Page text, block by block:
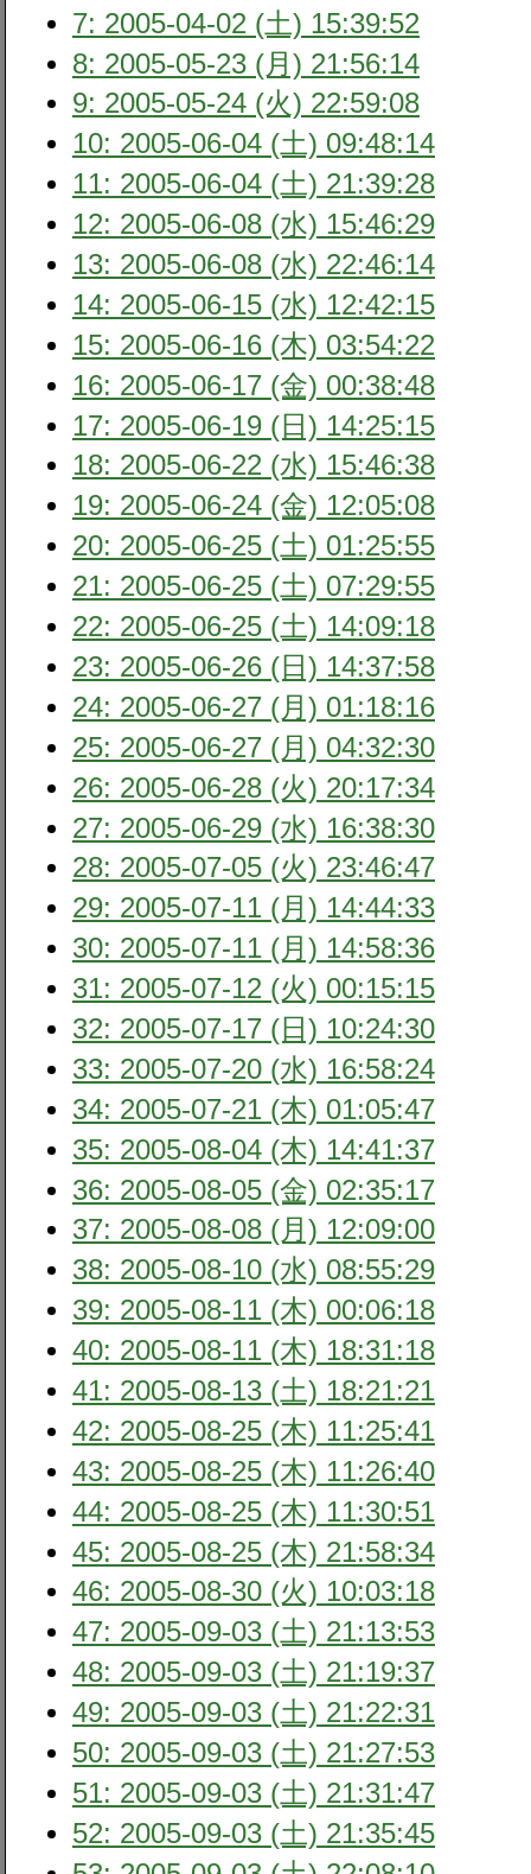
7: 2005-04-02 (土) 15:39:52
8: 2005-05-23 (月) 21:56:14
9: 2005-05-24 (火) 22:59:08
10: 2005-06-04 (土) 09:48:14
11: 2005-06-04 (土) 21:39:28
12: 2005-06-08 (水) 15:46:29
13: 2005-06-08 (水) 22:46:14
14: 2005-06-15 (水) 12:42:15
15: 2005-06-16 (木) 03:54:22
16: 2005-06-17 (金) 00:38:48
17: 2005-06-19 (日) 14:25:15
18: 2005-06-22 (水) 15:46:38
19: 2005-06-24 (金) 12:05:08
20: 2005-06-25 (土) 01:25:55
21: 2005-06-25 (土) 07:29:55
22: 2005-06-25 (土) 14:09:18
23: 2005-06-26 (日) 14:37:58
24: 2005-06-27 (月) 01:18:16
25: 2005-06-27 (月) 04:32:30
26: 2005-06-28 (火) 20:17:34
27: 2005-06-29 (水) 16:38:30
28: 2005-07-05 (火) 23:46:47
29: 2005-07-11 (月) 14:44:33
30: 2005-07-11 (月) 14:58:36
31: 2005-07-12 (火) 00:15:15
32: 2005-07-17 (日) 10:24:30
33: 2005-07-20 (水) 16:58:24
34: 2005-07-21 (木) 01:05:47
35: 2005-08-04 (木) 14:41:37
36: 2005-08-05 (金) 02:35:17
37: 2005-08-08 (月) 12:09:00
38: 2005-08-10 (水) 08:55:29
39: 2005-08-11 (木) 00:06:18
40: 2005-08-11 (木) 18:31:18
41: 2005-08-13 (土) 18:21:21
42: 2005-08-25 (木) 11:25:41
43: 2005-08-25 (木) 11:26:40
44: 2005-08-25 (木) 11:30:51
45: 2005-08-25 (木) 21:58:34
46: 2005-08-30 (火) 10:03:18
47: 2005-09-03 (土) 21:13:53
48: 2005-09-03 (土) 21:19:37
49: 2005-09-03 (土) 21:22:31
50: 2005-09-03 (土) 21:27:53
51: 2005-09-03 (土) 21:31:47
52: 2005-09-03 (土) 21:35:45